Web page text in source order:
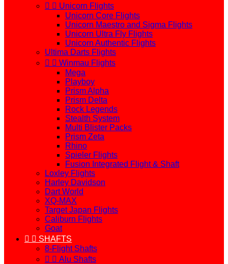
  Unicorn Flights
Unicorn Core Flights
Unicorn Maestro and Sigma Flights
Unicorn Ultra Fly Flights
Unicorn Authentic Flights
Ultima Darts Flights
  Winmau Flights
Mega
Playboy
Prism Alpha
Prism Delta
Rock Legends
Stealth System
Multi Blister Packs
Prism Zeta
Rhino
Spieler Flights
Fusion Integrated Flight & Shaft
Loxley Flights
Harley Davidson
Dart World
XQ-MAX
Target Japan Flights
Caliburn Flights
Goat
  SHAFTS
8-Flight Shafts
  Alu Shafts